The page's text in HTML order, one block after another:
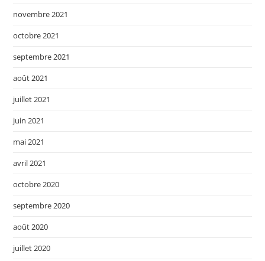
novembre 2021
octobre 2021
septembre 2021
août 2021
juillet 2021
juin 2021
mai 2021
avril 2021
octobre 2020
septembre 2020
août 2020
juillet 2020